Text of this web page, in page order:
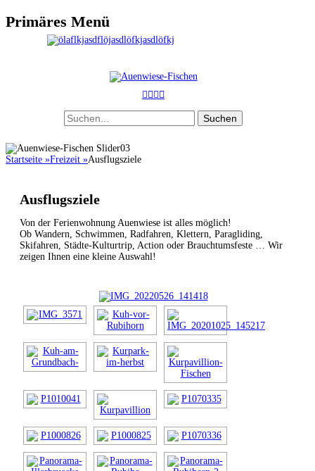
Primäres Menü
Auenwiese-Fischen
Facebook
E-Instagram
Suche
nach:
Startseite »Freizeit »Ausflugsziele
Ausflugsziele
Von der Ferienwohnung Auenwiese ist alles möglich!
Ob Wandern, Schwimmen, Radfahren, Klettern, Paragliding,
Skifahren, Städte-Kulturtrip, Action oder Brauchtumsfeste … Wir
zeigen Ihnen eine kleine Auswahl!